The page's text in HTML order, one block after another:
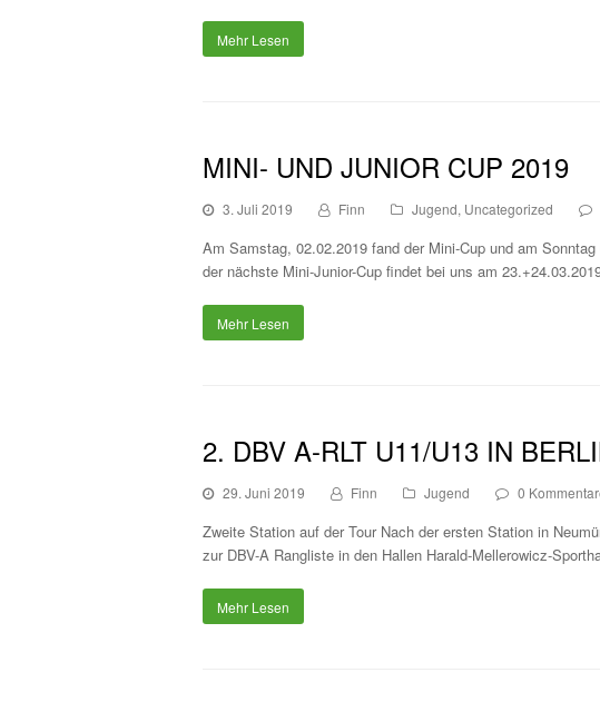
Mehr Lesen
MINI- UND JUNIOR CUP 2019
3. Juli 2019 Finn Jugend, Uncategorized
Am Samstag, 02.02.2019 fand der Mini-Cup und am
der nächste Mini-Junior-Cup findet bei uns am
Mehr Lesen
2. DBV A-RLT U11/U13 IN
29. Juni 2019 Finn Jugend 0
Zweite Station auf der Tour Nach der ersten Station in
zur DBV-A Rangliste in den Hallen Harald-Mellerowicz-
Mehr Lesen